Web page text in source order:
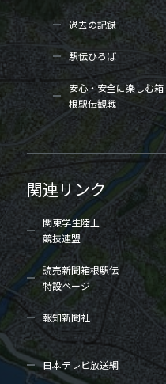
過去の記録
駅伝ひろば
安心・安全に楽しむ箱
根駅伝観戦
関連リンク
関東学生陸上
競技連盟
読売新聞箱根駅伝
特設ページ
報知新聞社
日本テレビ放送網